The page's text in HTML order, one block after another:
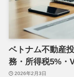
ベトナム不動産
務・所得税5%・
2026年2月3日